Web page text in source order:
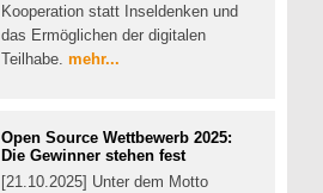
Kooperation statt Inseldenken und
das Ermöglichen der digitalen
Teilhabe. mehr...
Open Source Wettbewerb 2025:
Die Gewinner stehen fest
[21.10.2025] Unter dem Motto